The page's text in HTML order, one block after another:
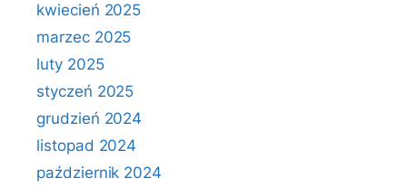
kwiecień 2025
marzec 2025
luty 2025
styczeń 2025
grudzień 2024
listopad 2024
październik 2024